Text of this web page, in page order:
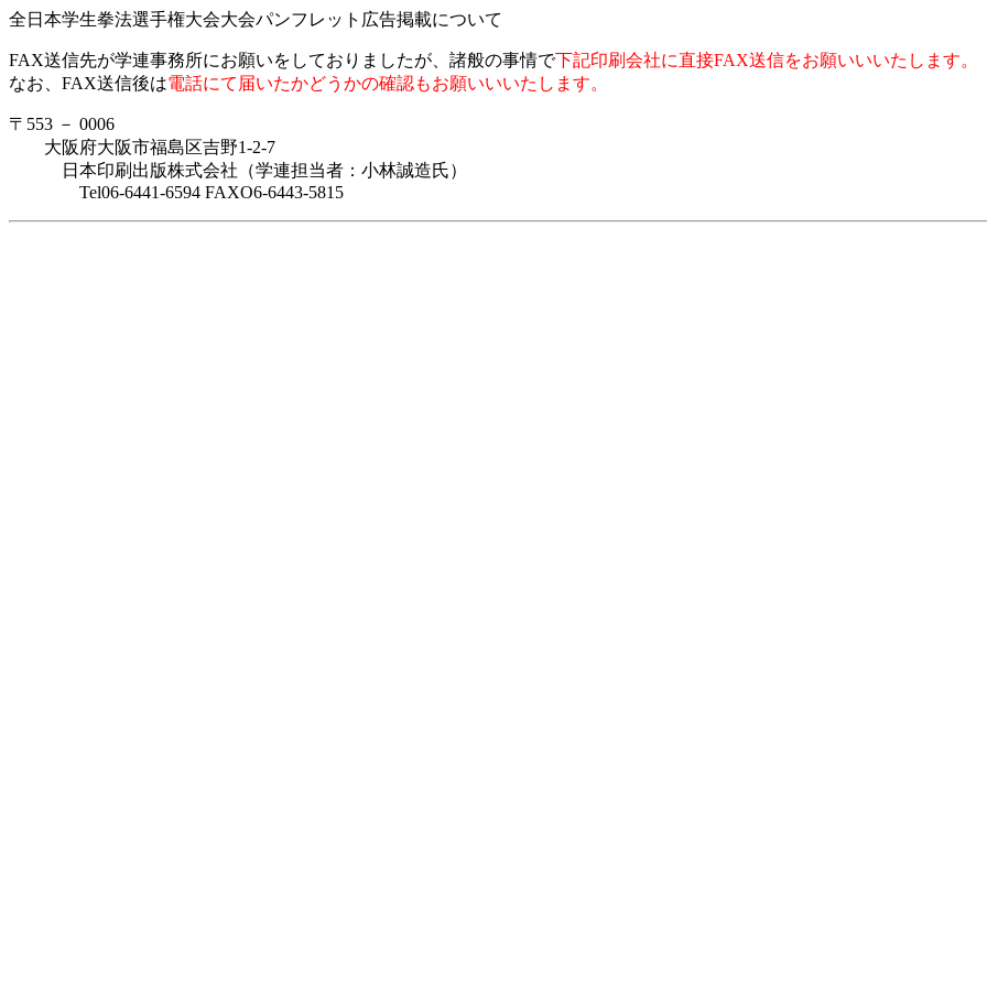
全日本学生拳法選手権大会大会パンフレット広告掲載について
FAX送信先が学連事務所にお願いをしておりましたが、諸般の事情で下記印刷会社に直接FAX送信をお願いいいたします。
なお、FAX送信後は電話にて届いたかどうかの確認もお願いいいたします。
〒553 － 0006
大阪府大阪市福島区吉野1-2-7
日本印刷出版株式会社（学連担当者：小林誠造氏）
Tel06-6441-6594 FAXO6-6443-5815